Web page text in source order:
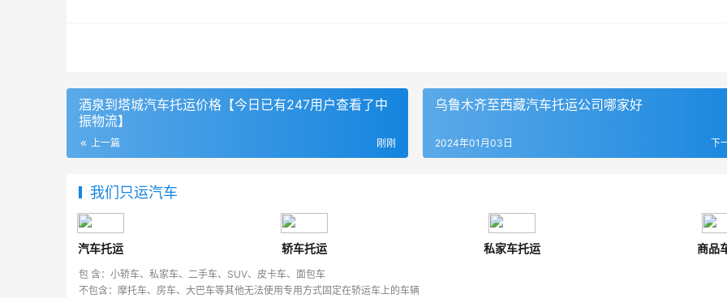
酒泉到塔城汽车托运价格【今日已有247用户查看了中
振物流】
上一篇 刚刚
乌鲁木齐至西藏汽车托运公司哪家好
下
2024年01月03日
我们只运汽车
汽车托运 轿车托运 私家车托运 商品
包 含：小轿车、私家车、二手车、SUV、皮卡车、面包车
不包含：摩托车、房车、大巴车等其他无法使用专用方式固定在轿运车上的车辆